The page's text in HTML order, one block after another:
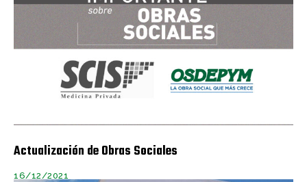
Actualización de Obras Sociales
16/12/2021